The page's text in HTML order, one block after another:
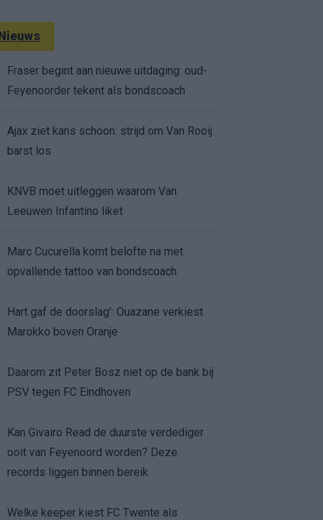
Nieuws
Fraser begint aan nieuwe uitdaging: oud-
Feyenoorder tekent als bondscoach
Ajax ziet kans schoon: strijd om Van Rooij
barst los
KNVB moet uitleggen waarom Van
Leeuwen Infantino liket
Marc Cucurella komt belofte na met
opvallende tattoo van bondscoach
Hart gaf de doorslag': Ouazane verkiest
Marokko boven Oranje
Daarom zit Peter Bosz niet op de bank bij
PSV tegen FC Eindhoven
Kan Givairo Read de duurste verdediger
ooit van Feyenoord worden? Deze
records liggen binnen bereik
Welke keeper kiest FC Twente als